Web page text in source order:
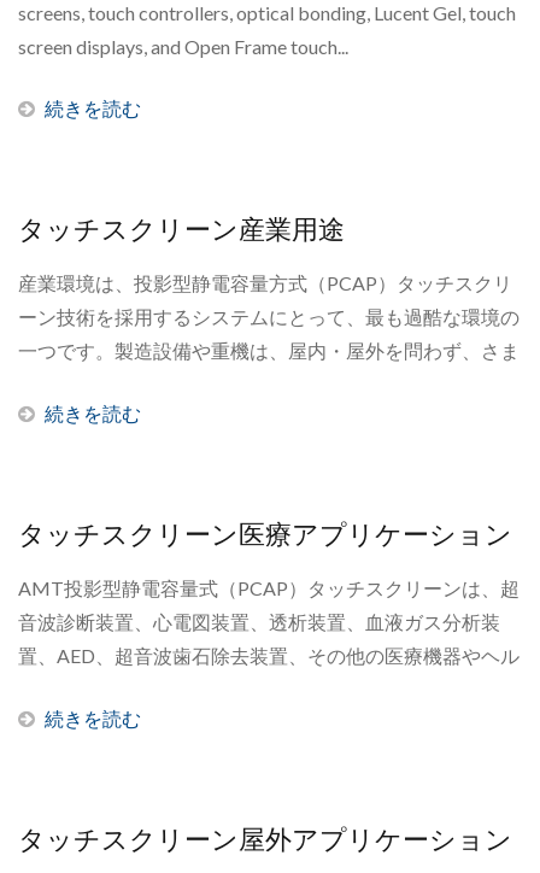
screens, touch controllers, optical bonding, Lucent Gel, touch
screen displays, and Open Frame touch...
続きを読む
タッチスクリーン産業用途
産業環境は、投影型静電容量方式（PCAP）タッチスクリ
ーン技術を採用するシステムにとって、最も過酷な環境の
一つです。製造設備や重機は、屋内・屋外を問わず、さま
は他の電子機器が設置されていることが多く、ノイズ干渉
ります。産業用途では、最高の精度、信頼性、安全性が求
められます。産業システムに設置された投影型静電容量方
式（PCAP）タッチスクリーンは、ノイズ干渉を発生させ
る機器に囲まれ、過酷な環境下でも、コマンドの発行に失
敗したり、誤ったコマンドを発行したりすることは許され
続きを読む
タッチスクリーン医療アプリケーション
AMT投影型静電容量式（PCAP）タッチスクリーンは、超
音波診断装置、心電図装置、透析装置、血液ガス分析装
置、AED、超音波歯石除去装置、その他の医療機器やヘル
（PCAP）タッチスクリーンは現在、医療機器やヘルスケ
続きを読む
タッチスクリーン屋外アプリケーション